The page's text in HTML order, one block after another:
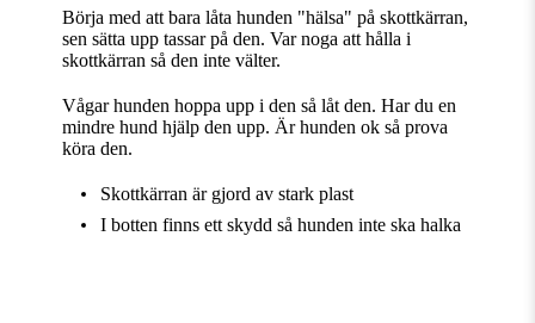
Börja med att bara låta hunden "hälsa" på skottkärran,
sen sätta upp tassar på den. Var noga att hålla i
skottkärran så den inte välter.
Vågar hunden hoppa upp i den så låt den. Har du en
mindre hund hjälp den upp. Är hunden ok så prova
köra den.
Skottkärran är gjord av stark plast
I botten finns ett skydd så hunden inte ska halka